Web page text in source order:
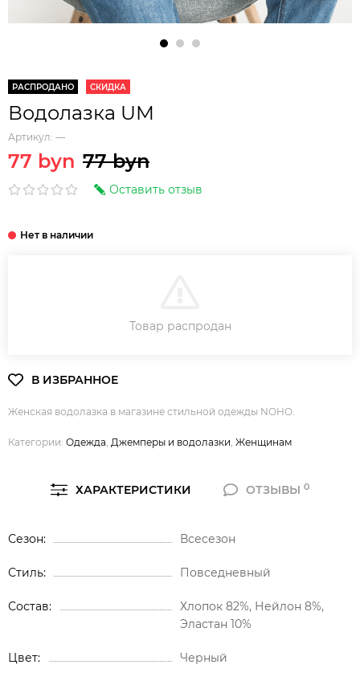
РАСПРОДАНО СКИДКА
Водолазка UM
Артикул: —
77 byn 77 byn
Оставить отзыв
Товар распродан
Женская водолазка в магазине стильной одежды NOHO.
Категории: Одежда, Джемперы и водолазки, Женщинам
ХАРАКТЕРИСТИКИ ОТЗЫВЫ0
Сезон Всесезон
Стиль Повседневный
Состав
Хлопок 82%, Нейлон 8%,
Эластан 10%
Цвет Черный